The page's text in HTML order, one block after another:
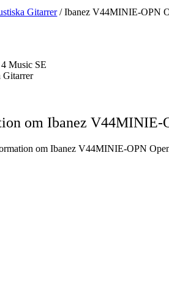
Gitarrer/ Ibanez V44MINIE-OPN
Music SE
Gitarrer
om Ibanez V44MINIE-
om Ibanez V44MINIE-OPN